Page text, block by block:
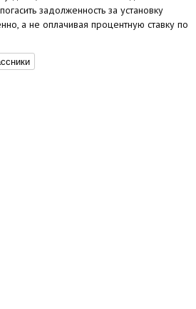
задолженность за установку
а не оплачивая процентную ставку по